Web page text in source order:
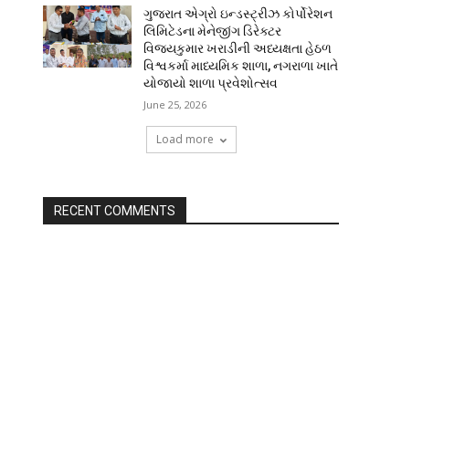
ગુજરાત એગ્રો ઇન્ડસ્ટ્રીઝ કોર્પોરેશન
લિમિટેડના મેનેજીંગ ડિરેક્ટર
વિજયકુમાર ખરાડીની અધ્યક્ષતા હેઠળ
વિશ્વકર્મા માધ્યમિક શાળા, નગરાળા ખાતે
યોજાયો શાળા પ્રવેશોત્સવ
June 25, 2026
Load more
RECENT COMMENTS